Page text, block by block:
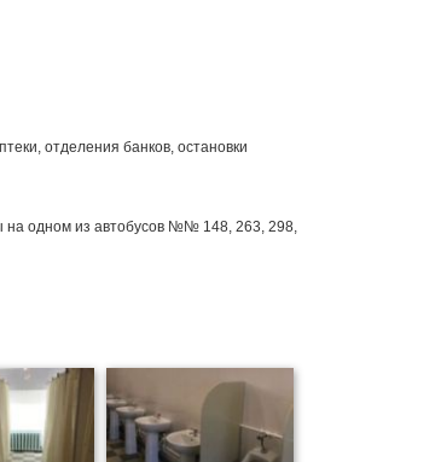
отделения банков, остановки
на одном из автобусов №№ 148, 263, 298,